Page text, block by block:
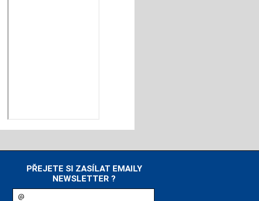
PŘEJETE SI ZASÍLAT EMAILY
NEWSLETTER ?